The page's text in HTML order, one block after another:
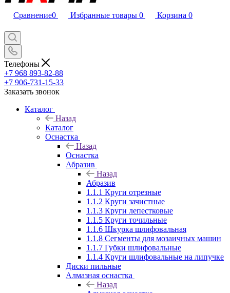
Сравнение0 Избранные товары 0 Корзина 0
Телефоны
+7 968 893-82-88
+7 906-731-15-33
Заказать звонок
Каталог
Назад
Каталог
Оснастка
Назад
Оснастка
Абразив
Назад
Абразив
1.1.1 Круги отрезные
1.1.2 Круги зачистные
1.1.3 Круги лепестковые
1.1.5 Круги точильные
1.1.6 Шкурка шлифовальная
1.1.8 Сегменты для мозаичных машин
1.1.7 Губки шлифовальные
1.1.4 Круги шлифовальные на липучке
Диски пильные
Алмазная оснастка
Назад